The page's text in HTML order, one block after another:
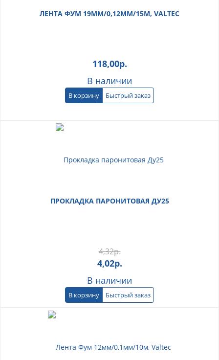
ЛЕНТА ФУМ 19ММ/0,12ММ/15М, VALTEC
118,00р.
В наличии
В корзину Быстрый заказ
ПРОКЛАДКА ПАРОНИТОВАЯ ДУ25
4,32р.
4,02р.
В наличии
В корзину Быстрый заказ